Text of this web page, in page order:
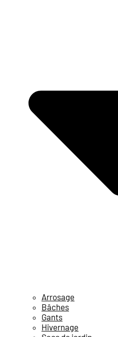
Arrosage
Bâches
Gants
Hivernage